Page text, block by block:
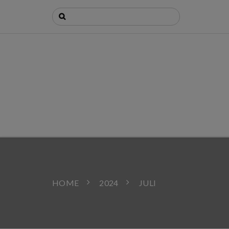
HOME 2024 JULI